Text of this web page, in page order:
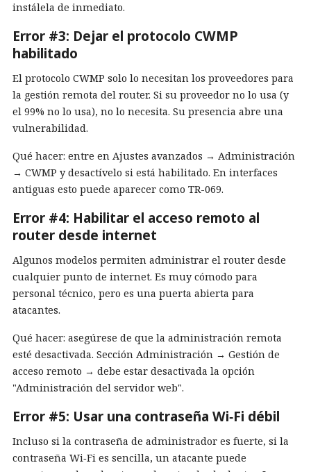
instálela de inmediato.
Error #3: Dejar el protocolo CWMP
habilitado
El protocolo CWMP solo lo necesitan los proveedores para
la gestión remota del router. Si su proveedor no lo usa (y
el 99% no lo usa), no lo necesita. Su presencia abre una
vulnerabilidad.
Qué hacer: entre en Ajustes avanzados → Administración
→ CWMP y desactívelo si está habilitado. En interfaces
antiguas esto puede aparecer como TR-069.
Error #4: Habilitar el acceso remoto al
router desde internet
Algunos modelos permiten administrar el router desde
cualquier punto de internet. Es muy cómodo para
personal técnico, pero es una puerta abierta para
atacantes.
Qué hacer: asegúrese de que la administración remota
esté desactivada. Sección Administración → Gestión de
acceso remoto → debe estar desactivada la opción
"Administración del servidor web".
Error #5: Usar una contraseña Wi‑Fi débil
Incluso si la contraseña de administrador es fuerte, si la
contraseña Wi‑Fi es sencilla, un atacante puede